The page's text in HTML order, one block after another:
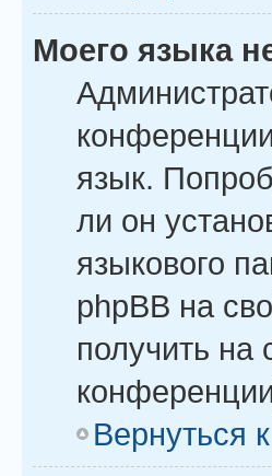
Моего языка
язык.
ли он
языкового
phpBB на
получить на
Вернуться